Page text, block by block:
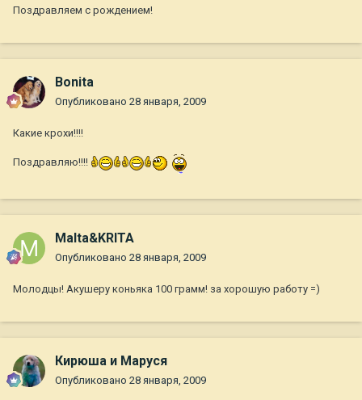
Поздравляем с рождением!
Bonita
Опубликовано 28 января, 2009
Какие крохи!!!!
Поздравляю!!!!
Malta&KRITA
Опубликовано 28 января, 2009
Молодцы! Акушеру коньяка 100 грамм! за хорошую работу =)
Кирюша и Маруся
Опубликовано 28 января, 2009